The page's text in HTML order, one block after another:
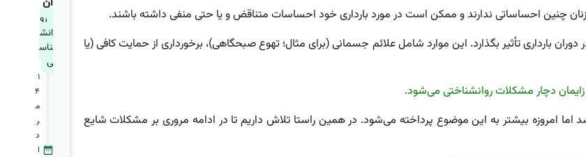
زنان چنین احساساتی ندارند و ممکن است در مورد بارداری خود احساسات متناقض و یا حتی منفی داشته باشند.
بارداری تأثیر بگذارد. این موارد شامل علائم جسمانی (برای مثال؛ تهوع صبحگاهی)، برخورداری از حمایت کافی (یا
اما امروزه بیشتر به این موضوع پرداخته می‌شود. در همین راستا تلاش داریم تا در ادامه مروری بر مشکلات شایع
رو
انش
ناس
ی
1
4
م
ر
د
ا